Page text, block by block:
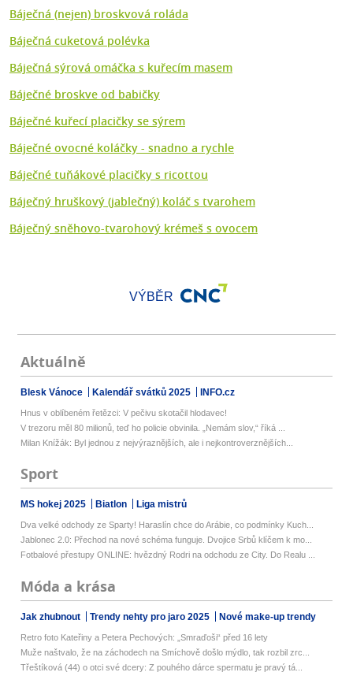
Báječná (nejen) broskvová roláda
Báječná cuketová polévka
Báječná sýrová omáčka s kuřecím masem
Báječné broskve od babičky
Báječné kuřecí placičky se sýrem
Báječné ovocné koláčky - snadno a rychle
Báječné tuňákové placičky s ricottou
Báječný hruškový (jablečný) koláč s tvarohem
Báječný sněhovo-tvarohový krémeš s ovocem
VÝBĚR
Aktuálně
Blesk Vánoce Kalendář svátků 2025 INFO.cz
Hnus v oblíbeném řetězci: V pečivu skotačil hlodavec!
V trezoru měl 80 milionů, teď ho policie obvinila. „Nemám slov,“ říká ...
Milan Knížák: Byl jednou z nejvýraznějších, ale i nejkontroverznějších...
Sport
MS hokej 2025 Biatlon Liga mistrů
Dva velké odchody ze Sparty! Haraslín chce do Arábie, co podmínky Kuch...
Jablonec 2.0: Přechod na nové schéma funguje. Dvojice Srbů klíčem k mo...
Fotbalové přestupy ONLINE: hvězdný Rodri na odchodu ze City. Do Realu ...
Móda a krása
Jak zhubnout Trendy nehty pro jaro 2025 Nové make-up trendy
Retro foto Kateřiny a Petera Pechových: „Smraďoši“ před 16 lety
Muže naštvalo, že na záchodech na Smíchově došlo mýdlo, tak rozbil zrc...
Třeštíková (44) o otci své dcery: Z pouhého dárce spermatu je pravý tá...